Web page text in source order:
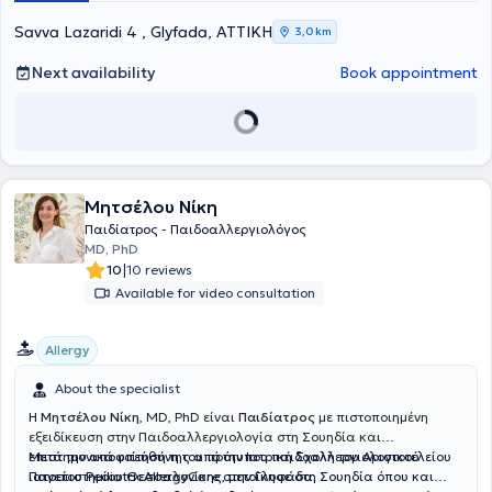
Savva Lazaridi 4 , Glyfada, ΑΤΤΙΚΗ 3,0 km
Next availability Book appointment
Μητσέλου Νίκη
Παιδίατρος - Παιδοαλλεργιολόγος
MD, PhD
10|10 reviews
Available for video consultation
Allergy
About the specialist
Η Μητσέλου Νίκη, MD, PhD είναι Παιδίατρος με πιστοποιημένη
εξειδίκευση στην Παιδοαλλεργιολογία στη Σουηδία και
επιστημονικά υπεύθυνη του πρότυπου παιδοαλλεργιολογικού
ιατρείου PediatricAllergyCare στην Γλυφάδα.
Μετά την αποφοίτησή της από την Ιατρική Σχολή του Αριστοτελείου
Πανεπιστημίου Θεσσαλονίκης, μετοίκησε στη Σουηδία όπου και